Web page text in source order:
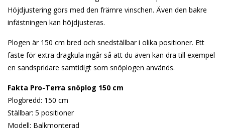
Höjdjustering görs med den främre vinschen. Även den bakre
infästningen kan höjdjusteras.
Plogen är 150 cm bred och snedställbar i olika positioner. Ett
fäste för extra dragkula ingår så att du även kan dra till exempel
en sandspridare samtidigt som snöplogen används.
Fakta Pro-Terra snöplog 150 cm
Plogbredd: 150 cm
Ställbar: 5 positioner
Modell: Balkmonterad